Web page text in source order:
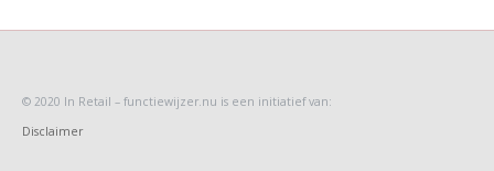
© 2020 In Retail – functiewijzer.nu is een initiatief van:
Disclaimer